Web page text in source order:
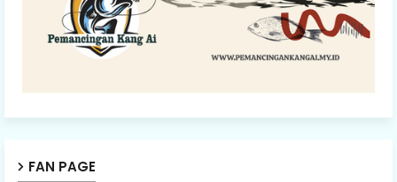
FAN PAGE